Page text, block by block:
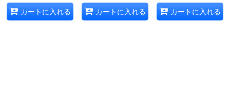
カートに入れる カートに入れる カートに入れる